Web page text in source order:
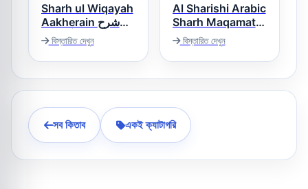
Sharh ul Wiqayah
Aakherain شرح
الوقایہ آخیرین
বিস্তারিত দেখুন
Al Sharishi Arabic
Sharh Maqamat
الشریشی عربی
شرح مقامات
বিস্তারিত দেখুন
সব কিতাব একই ক্যাটাগরি